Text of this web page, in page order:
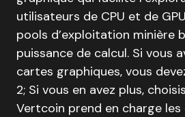
utilisateurs de CPU et de
pools d’exploitation minière
puissance de calcul. Si vous
cartes graphiques, vous
2; Si vous en avez plus,
Vertcoin prend en charge